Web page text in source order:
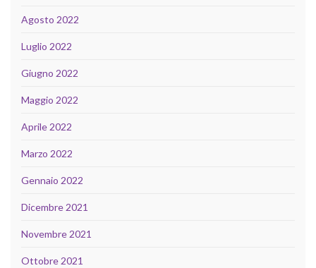
Agosto 2022
Luglio 2022
Giugno 2022
Maggio 2022
Aprile 2022
Marzo 2022
Gennaio 2022
Dicembre 2021
Novembre 2021
Ottobre 2021